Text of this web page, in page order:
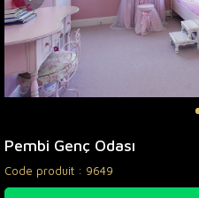
Pembi Genç Odası
Code produit : 9649